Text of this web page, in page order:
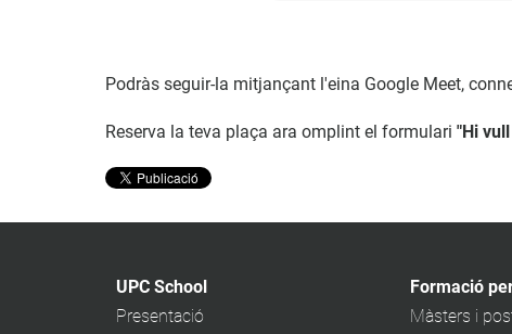
Podràs seguir-la mitjançant l'eina Google Meet,
Reserva la teva plaça ara omplint el formulari "Hi
UPC School
Presentació
Formació
Màsters i